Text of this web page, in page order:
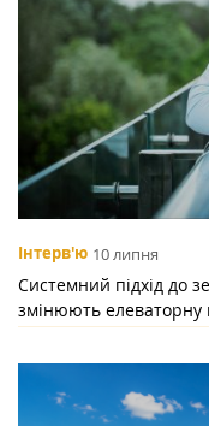
Інтерв'ю 10 липня
Системний підхід до
змінюють елеваторну